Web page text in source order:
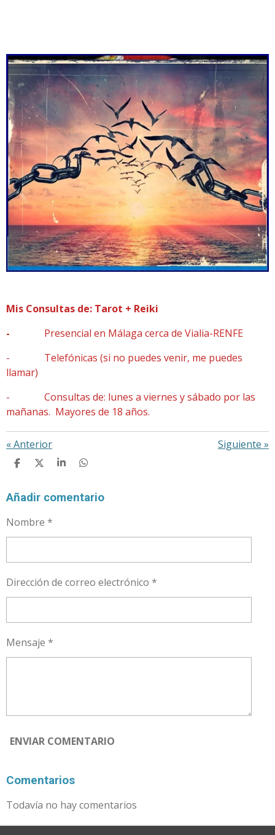
Mis Consultas de: Tarot + Reiki
-
Presencial en Málaga cerca de Vialia-RENFE
- Telefónicas (si no puedes venir, me puedes
llamar)
- Consultas de: lunes a viernes y sábado por las
mañanas. Mayores de 18 años.
«Anterior Siguiente »
C
P
T
I
C
P
T
I
C
P
I
C
P
I
Añadir comentario
Nombre *
Dirección de correo electrónico *
Mensaje *
ENVIAR COMENTARIO
Comentarios
Todavía no hay comentarios